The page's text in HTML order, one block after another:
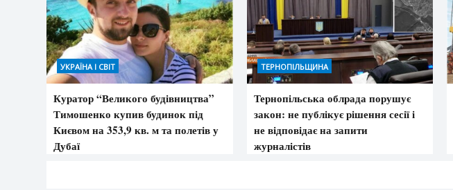
УКРАЇНА І СВІТ
Куратор “Великого будівництва”
Тимошенко купив будинок під
Києвом на 353,9 кв. м та полетів у
Дубаї
ТЕРНОПІЛЬЩИНА
Тернопільська облрада порушує
закон: не публікує рішення сесії і
не відповідає на запити
журналістів